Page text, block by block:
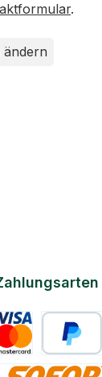
.
ändern
PayPal
Kreditkarte